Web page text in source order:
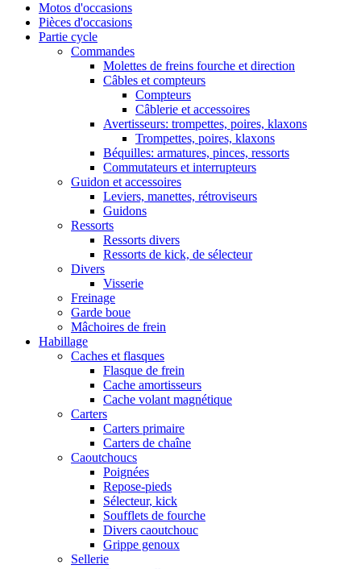
Motos d'occasions
Pièces d'occasions
Partie cycle
Commandes
Molettes de freins fourche et direction
Câbles et compteurs
Compteurs
Câblerie et accessoires
Avertisseurs: trompettes, poires, klaxons
Trompettes, poires, klaxons
Béquilles: armatures, pinces, ressorts
Commutateurs et interrupteurs
Guidon et accessoires
Leviers, manettes, rétroviseurs
Guidons
Ressorts
Ressorts divers
Ressorts de kick, de sélecteur
Divers
Visserie
Freinage
Garde boue
Mâchoires de frein
Habillage
Caches et flasques
Flasque de frein
Cache amortisseurs
Cache volant magnétique
Carters
Carters primaire
Carters de chaîne
Caoutchoucs
Poignées
Repose-pieds
Sélecteur, kick
Soufflets de fourche
Divers caoutchouc
Grippe genoux
Sellerie